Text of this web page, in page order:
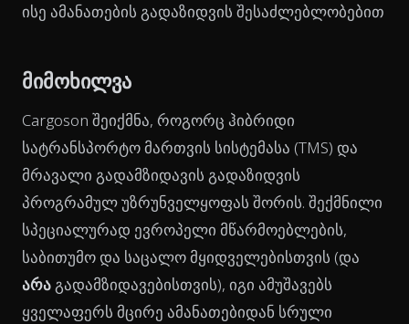
ისე ამანათების გადაზიდვის შესაძლებლობებით
მიმოხილვა
Cargoson შეიქმნა, როგორც ჰიბრიდი
სატრანსპორტო მართვის სისტემასა (TMS) და
მრავალი გადამზიდავის გადაზიდვის
პროგრამულ უზრუნველყოფას შორის. შექმნილი
სპეციალურად ევროპელი მწარმოებლების,
საბითუმო და საცალო მყიდველებისთვის (და
არაგადამზიდავებისთვის), იგი ამუშავებს
ყველაფერს მცირე ამანათებიდან სრული